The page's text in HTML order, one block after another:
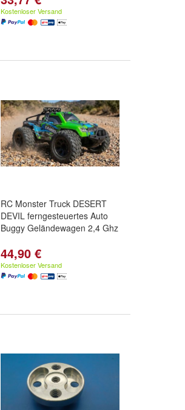
Kostenloser Versand
RC Monster Truck DESERT
DEVIL ferngesteuertes Auto
Buggy Geländewagen 2,4 Ghz
44,90 €
Kostenloser Versand